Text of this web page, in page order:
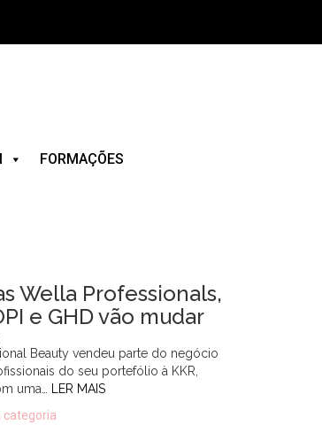
FORMAÇÕES
Wella Professionals,
e GHD vão mudar
Beauty vendeu parte do negócio
do seu portefólio à KKR,
uma…
LER MAIS
categoria